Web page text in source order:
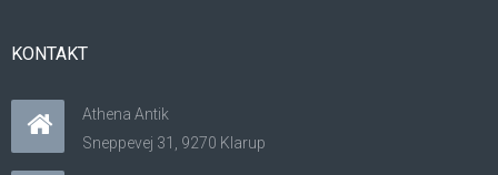
KONTAKT
Athena Antik
Sneppevej 31, 9270 Klarup